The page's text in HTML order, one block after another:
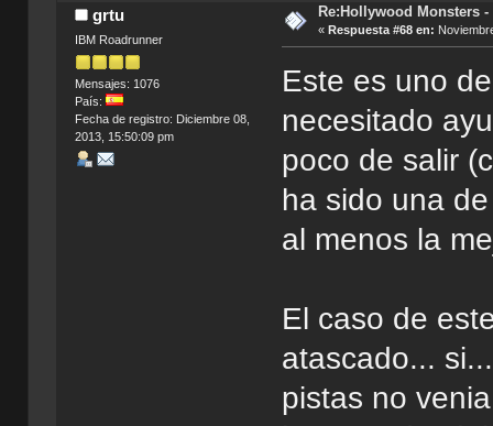
grtu
IBM Roadrunner
Mensajes: 1076
País:
Fecha de registro: Diciembre 08,
2013, 15:50:09 pm
Re:Hollywood Monsters
« Respuesta #68 en:
Este es uno
necesitado
poco de salir
ha sido una
al menos la
El caso de
atascado...
pistas no